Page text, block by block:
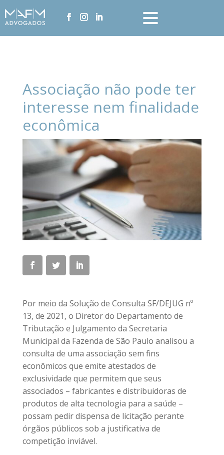
Associação não pode ter
interesse nem finalidade
econômica
Por meio da Solução de Consulta SF/DEJUG nº
13, de 2021, o Diretor do Departamento de
Tributação e Julgamento da Secretaria
Municipal da Fazenda de São Paulo analisou a
consulta de uma associação sem fins
econômicos que emite atestados de
exclusividade que permitem que seus
associados – fabricantes e distribuidoras de
produtos de alta tecnologia para a saúde –
possam pedir dispensa de licitação perante
órgãos públicos sob a justificativa de
competição inviável.